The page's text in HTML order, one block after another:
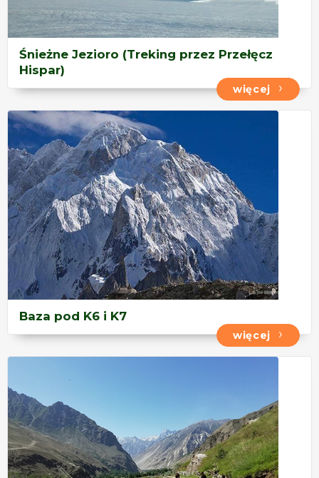
Śnieżne Jezioro (Treking przez Przełęcz
Hispar)
więcej
Baza pod K6 i K7
więcej